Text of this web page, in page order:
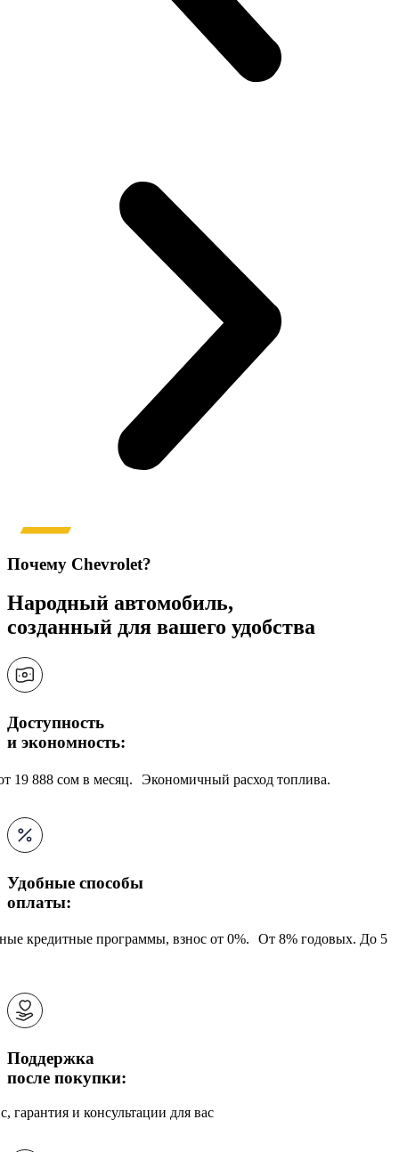
Почему Chevrolet?
Народный автомобиль,
созданный для вашего удобства
Доступность
и экономность:
19 888 сом в месяц. Экономичный расход топлива.
Удобные способы
оплаты:
кредитные программы, взнос от 0%. От 8% годовых. До 5
Поддержка
после покупки:
гарантия и консультации для вас